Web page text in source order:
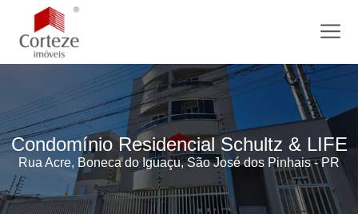
Condomínio Residencial Schultz & LIFE
Rua Acre, Boneca do Iguaçu, São José dos Pinhais - PR